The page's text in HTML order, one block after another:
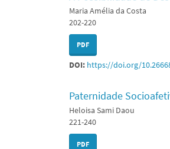
Maria Amélia da Costa
202-220
PDF
DOI: https://doi.org/
Paternidade
Heloisa Sami Daou
221-240
PDF